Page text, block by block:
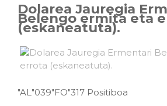
Dolarea Jauregia
Belengo ermita eta
(eskaneatuta).
"AL"039"FO"317 Positiboa